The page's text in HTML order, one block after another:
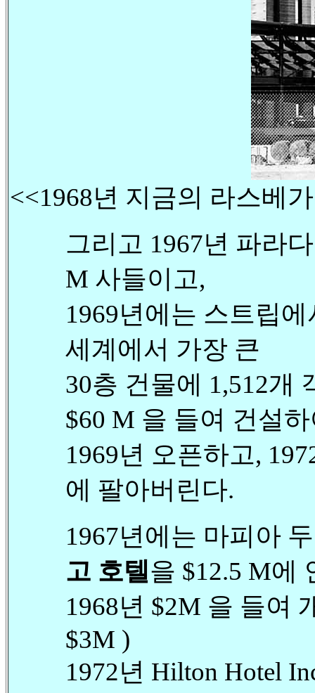
<<1968년 지금의 라스베
그리고 1967년 파라
M 사들이고,
1969년에는 스트립
세계에서 가장 큰
30층 건물에 1,512개
$60 M 을 들여 건설
1969년 오픈하고,
에 팔아버린다.
1967년에는 마피아
고 호텔 을 $12.5 M에
1968년 $2M 을 들여
$3M )
1972년 Hilton Hotel